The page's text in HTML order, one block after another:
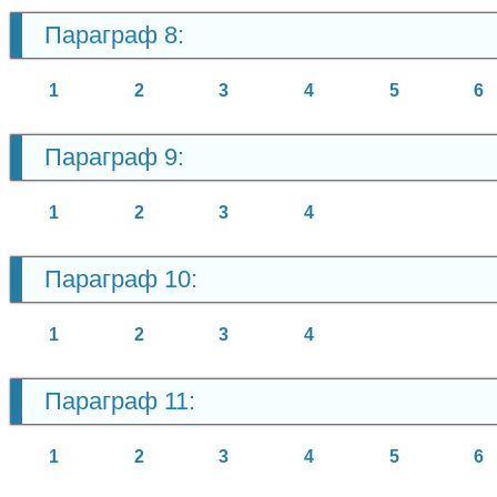
Параграф 8:
1 2 3 4 5 6
Параграф 9:
1 2 3 4
Параграф 10:
1 2 3 4
Параграф 11:
1 2 3 4 5 6